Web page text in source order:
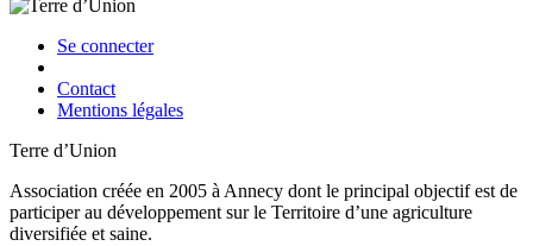
Se connecter
Contact
Mentions légales
Terre d’Union
Association créée en 2005 à Annecy dont le principal objectif est de
participer au développement sur le Territoire d’une agriculture
diversifiée et saine.